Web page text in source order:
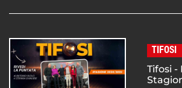
TIFOSI
Tifosi